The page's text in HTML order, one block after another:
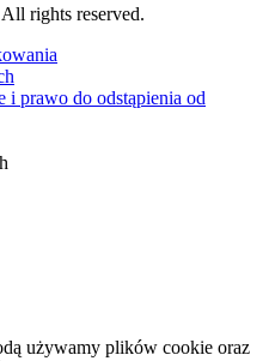
rights reserved.
i prawo do odstąpienia od
używamy plików cookie oraz